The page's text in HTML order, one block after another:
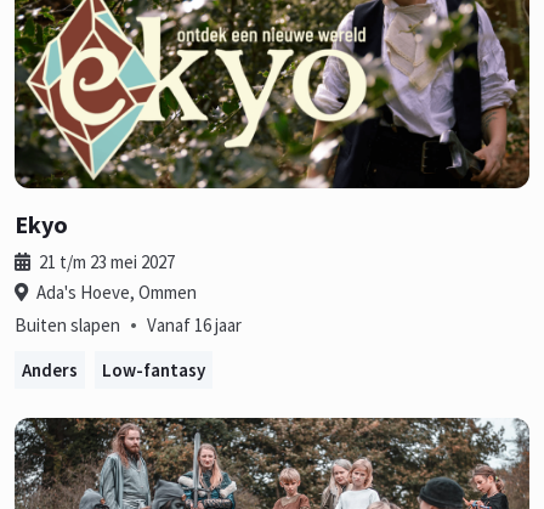
Ekyo
21 t/m 23 mei 2027
Ada's Hoeve, Ommen
Buiten slapen • Vanaf 16 jaar
Anders
Low-fantasy